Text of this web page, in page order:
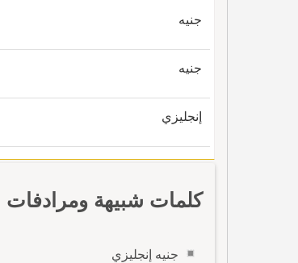
جنيه
جنيه
إنجليزي
كلمات شبيهة ومرادفات
جنيه إنجليزي